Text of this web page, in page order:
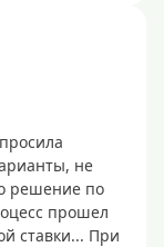
не
решение по
прошел
ставки... При